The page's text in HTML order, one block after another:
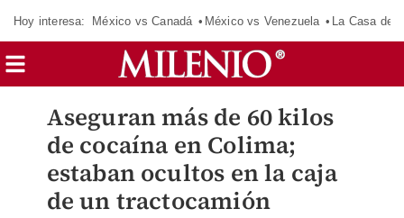
Hoy interesa: México vs Canadá México vs Venezuela La Casa de
Aseguran más de 60 kilos
de cocaína en Colima;
estaban ocultos en la caja
de un tractocamión